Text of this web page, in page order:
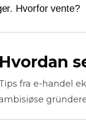
Hvorfor vente?
Hvordan
fra e-handel